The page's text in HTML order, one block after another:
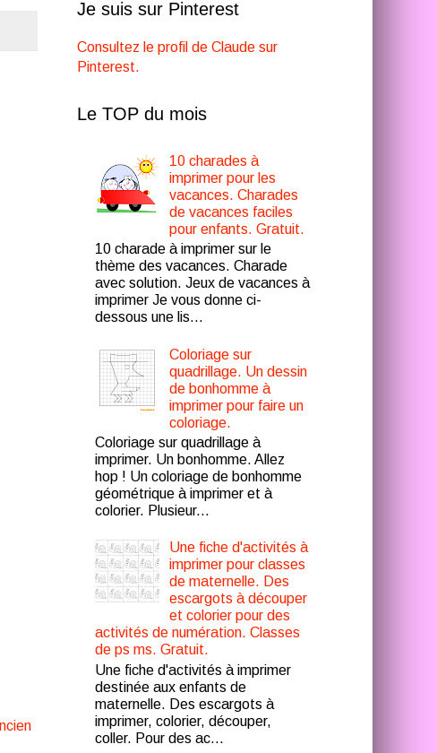
Je suis sur Pinterest
Consultez le profil de Claude sur
Pinterest.
Le TOP du mois
10 charades à
imprimer pour les
vacances. Charades
de vacances faciles
pour enfants. Gratuit.
10 charade à imprimer sur le
thème des vacances. Charade
avec solution. Jeux de vacances à
imprimer Je vous donne ci-
dessous une lis...
Coloriage sur
quadrillage. Un dessin
de bonhomme à
imprimer pour faire un
coloriage.
Coloriage sur quadrillage à
imprimer. Un bonhomme. Allez
hop ! Un coloriage de bonhomme
géométrique à imprimer et à
colorier. Plusieur...
Une fiche d'activités à
imprimer pour classes
de maternelle. Des
escargots à découper
et colorier pour des
activités de numération. Classes
de ps ms. Gratuit.
Une fiche d'activités à imprimer
destinée aux enfants de
maternelle. Des escargots à
imprimer, colorier, découper,
coller. Pour des ac...